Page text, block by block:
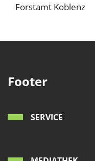
Forstamt Koblenz
Footer
SERVICE